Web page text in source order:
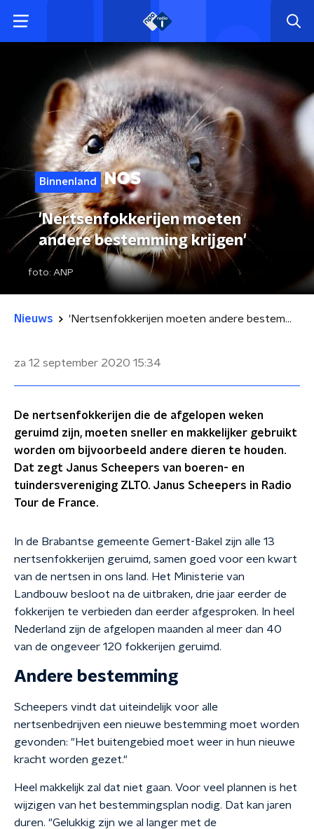
Binnenland
'Nertsenfokkerijen moeten
andere bestemming krijgen'
foto: ANP
Nieuws 'Nertsenfokkerijen moeten andere bestemming krijgen'
za 12 september 2020 15:34
De nertsenfokkerijen die de afgelopen weken
geruimd zijn, moeten sneller en makkelijker gebruikt
worden om bijvoorbeeld andere dieren te houden.
Dat zegt Janus Scheepers van boeren- en
tuindersvereniging ZLTO. Janus Scheepers in Radio
Tour de France.
In de Brabantse gemeente Gemert-Bakel zijn alle 13
nertsenfokkerijen geruimd, samen goed voor een kwart
van de nertsen in ons land. Het Ministerie van
Landbouw besloot na de uitbraken, drie jaar eerder de
fokkerijen te verbieden dan eerder afgesproken. In heel
Nederland zijn de afgelopen maanden al meer dan 40
van de ongeveer 120 fokkerijen geruimd.
Andere bestemming
Scheepers vindt dat uiteindelijk voor alle
nertsenbedrijven een nieuwe bestemming moet worden
gevonden: "Het buitengebied moet weer in hun nieuwe
kracht worden gezet."
Heel makkelijk zal dat niet gaan. Voor veel plannen is het
wijzigen van het bestemmingsplan nodig. Dat kan jaren
duren. "Gelukkig zijn we al langer met de